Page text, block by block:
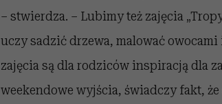
– stwierdza. – Lubimy też zajęcia
uczy sadzić drzewa, malować
zajęcia są dla rodziców inspiracją dla
weekendowe wyjścia, świadczy fakt,